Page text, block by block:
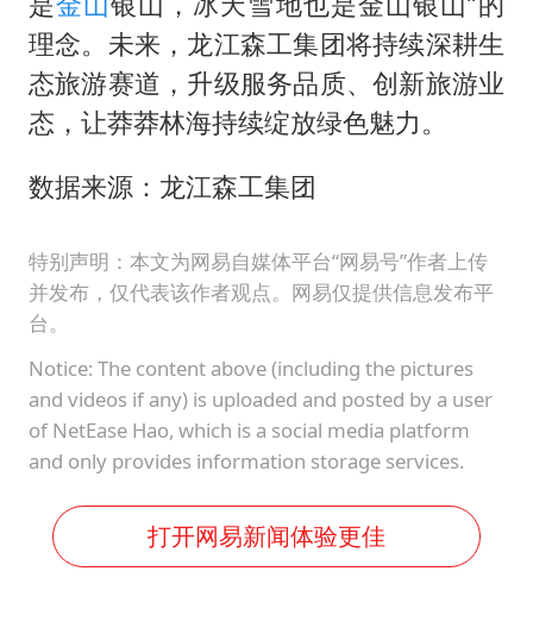
理念。未来，龙江森工集团将持续深耕生
态旅游赛道，升级服务品质、创新旅游业
态，让莽莽林海持续绽放绿色魅力。
数据来源：龙江森工集团
特别声明：本文为网易自媒体平台“网易号”作者上传
并发布，仅代表该作者观点。网易仅提供信息发布平
台。
Notice: The content above (including the pictures
and videos if any) is uploaded and posted by a user
of NetEase Hao, which is a social media platform
and only provides information storage services.
打开网易新闻体验更佳